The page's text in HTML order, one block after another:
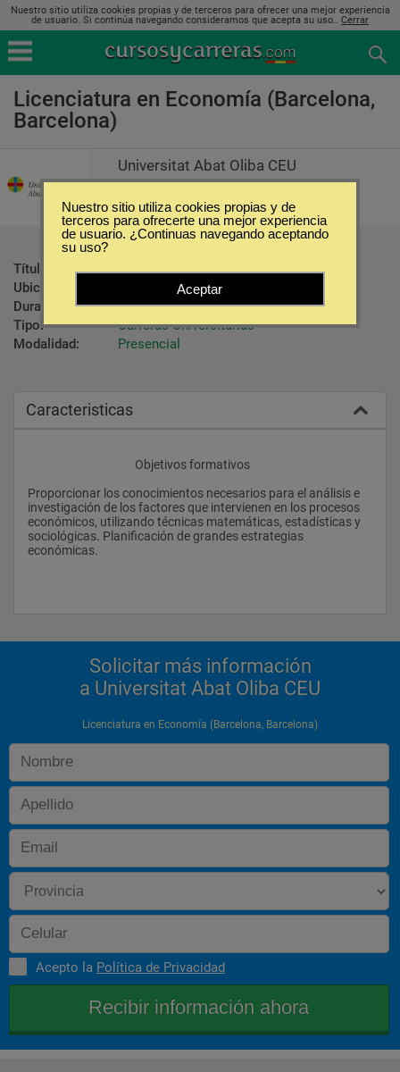
Nuestro sitio utiliza cookies propias y de terceros para ofrecer una mejor experiencia
de usuario. Si continúa navegando consideramos que acepta su uso.. Cerrar
Licenciatura en Economía (Barcelona,
Barcelona)
Universitat Abat Oliba CEU
Título ofrecido:
Curso
Ubicación:
Barcelona - Barcelona
Duración:
4 Años
Tipo:
Carreras Universitarias
Modalidad:
Presencial
Caracteristicas
					Objetivos formativos
Proporcionar los conocimientos necesarios para el análisis e
investigación de los factores que intervienen en los procesos
económicos, utilizando técnicas matemáticas, estadísticas y
sociológicas. Planificación de grandes estrategias
económicas.
Solicitar más información
a Universitat Abat Oliba CEU
Licenciatura en Economía (Barcelona, Barcelona)
Acepto la Política de Privacidad
Nuestro sitio utiliza cookies propias y de
terceros para ofrecerte una mejor experiencia
de usuario. ¿Continuas navegando aceptando
su uso?
Aceptar